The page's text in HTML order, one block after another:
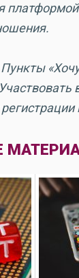
«Хочу